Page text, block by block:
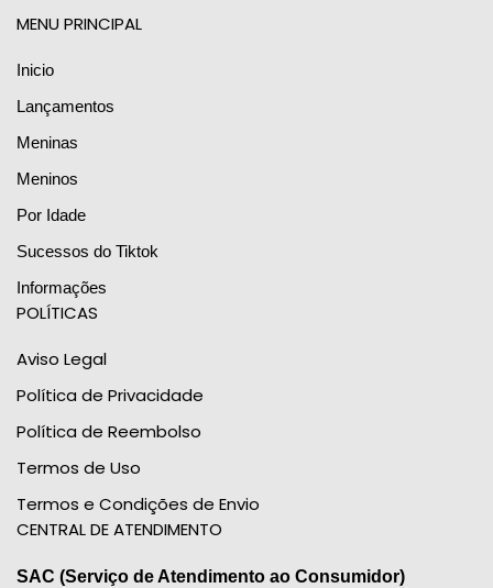
MENU PRINCIPAL
Inicio
Lançamentos
Meninas
Meninos
Por Idade
Sucessos do Tiktok
Informações
POLÍTICAS
Aviso Legal
Política de Privacidade
Política de Reembolso
Termos de Uso
Termos e Condições de Envio
CENTRAL DE ATENDIMENTO
SAC (Serviço de Atendimento ao Consumidor)